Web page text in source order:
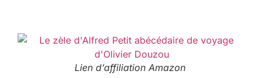
Lien d’affiliation Amazon